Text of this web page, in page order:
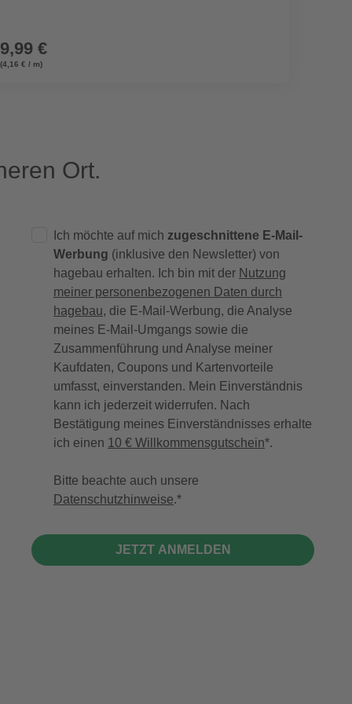
9,99 €
(4,16 € / m)
Ort.
Ich möchte auf mich zugeschnittene E-Mail-
Werbung (inklusive den Newsletter) von
hagebau erhalten. Ich bin mit der Nutzung
meiner personenbezogenen Daten durch
hagebau, die E-Mail-Werbung, die Analyse
meines E-Mail-Umgangs sowie die
Zusammenführung und Analyse meiner
Kaufdaten, Coupons und Kartenvorteile
umfasst, einverstanden. Mein Einverständnis
kann ich jederzeit widerrufen. Nach
Bestätigung meines Einverständnisses erhalte
ich einen 10 € Willkommensgutschein*.
Bitte beachte auch unsere
Datenschutzhinweise.
JETZT ANMELDEN